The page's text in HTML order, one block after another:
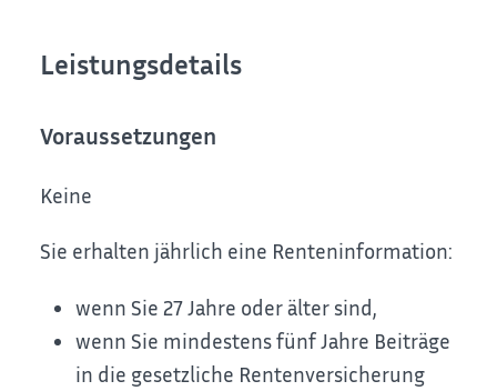
Leistungsdetails
Voraussetzungen
Keine
Sie erhalten jährlich eine Renteninformation:
wenn Sie 27 Jahre oder älter sind,
wenn Sie mindestens fünf Jahre Beiträge
in die gesetzliche Rentenversicherung